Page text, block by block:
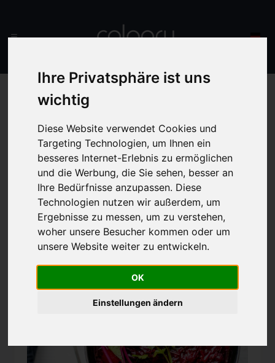
Ihre Privatsphäre ist uns
wichtig
Diese Website verwendet Cookies und
Targeting Technologien, um Ihnen ein
besseres Internet-Erlebnis zu ermöglichen
und die Werbung, die Sie sehen, besser an
Ihre Bedürfnisse anzupassen. Diese
Technologien nutzen wir außerdem, um
Ergebnisse zu messen, um zu verstehen,
woher unsere Besucher kommen oder um
unsere Website weiter zu entwickeln.
OK
Einstellungen ändern